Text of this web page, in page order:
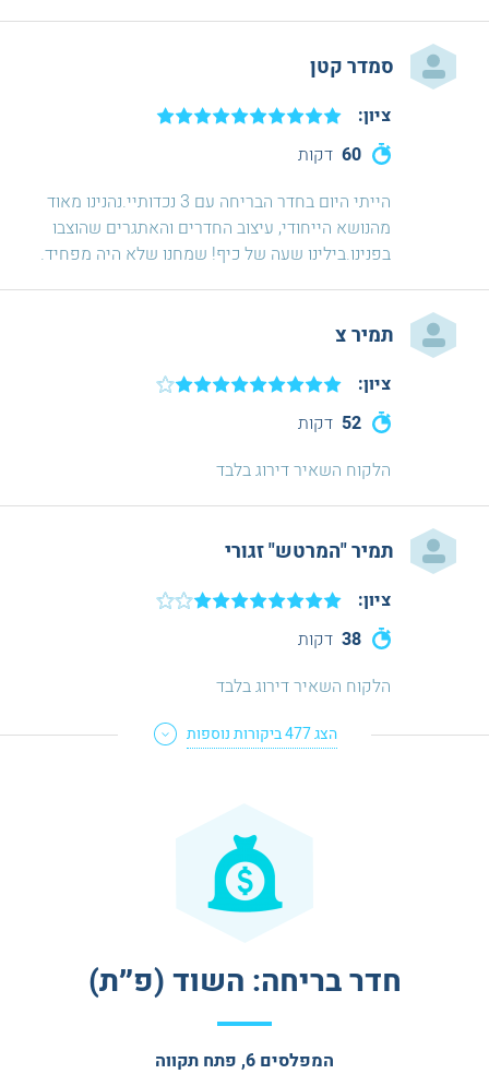
סמדר קטן
60 דקות
ציון:
הייתי היום בחדר הבריחה עם 3 נכדותיי.נהנינו מאוד
מהנושא הייחודי, עיצוב החדרים והאתגרים שהוצבו
בפנינו.בילינו שעה של כיף! שמחנו שלא היה מפחיד.
תמיר צ
52 דקות
ציון:
הלקוח השאיר דירוג בלבד
תמיר "המרטש" זגורי
38 דקות
ציון:
הלקוח השאיר דירוג בלבד
הצג477ביקורות נוספות
חדר בריחה: השוד (פ״ת)
המפלסים 6, פתח תקווה